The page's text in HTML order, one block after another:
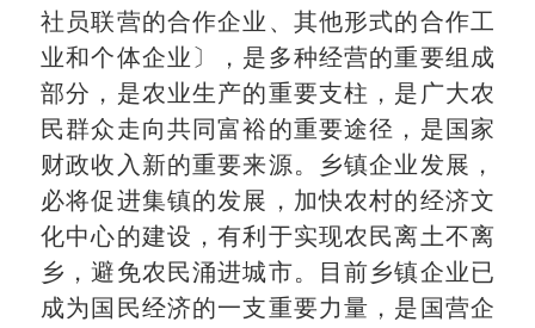
社员联营的合作企业、其他形式的合作工
业和个体企业〕，是多种经营的重要组成
部分，是农业生产的重要支柱，是广大农
民群众走向共同富裕的重要途径，是国家
财政收入新的重要来源。乡镇企业发展，
必将促进集镇的发展，加快农村的经济文
化中心的建设，有利于实现农民离土不离
乡，避免农民涌进城市。目前乡镇企业已
成为国民经济的一支重要力量，是国营企